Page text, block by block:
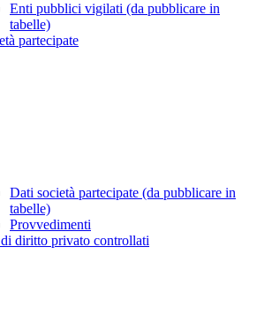
Enti pubblici vigilati (da pubblicare in
tabelle)
partecipate
Dati società partecipate (da pubblicare in
tabelle)
Provvedimenti
diritto privato controllati